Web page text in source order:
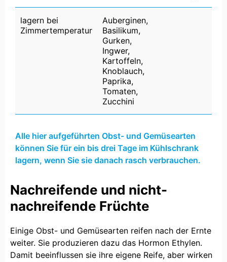
lagern bei
Zimmertemperatur
Auberginen,
Basilikum,
Gurken,
Ingwer,
Kartoffeln,
Knoblauch,
Paprika,
Tomaten,
Zucchini
Alle hier aufgeführten Obst- und Gemüsearten
können Sie für ein bis drei Tage im Kühlschrank
lagern, wenn Sie sie danach rasch verbrauchen.
Nachreifende und nicht-
nachreifende Früchte
Einige Obst- und Gemüsearten reifen nach der Ernte
weiter. Sie produzieren dazu das Hormon Ethylen.
Damit beeinflussen sie ihre eigene Reife, aber wirken